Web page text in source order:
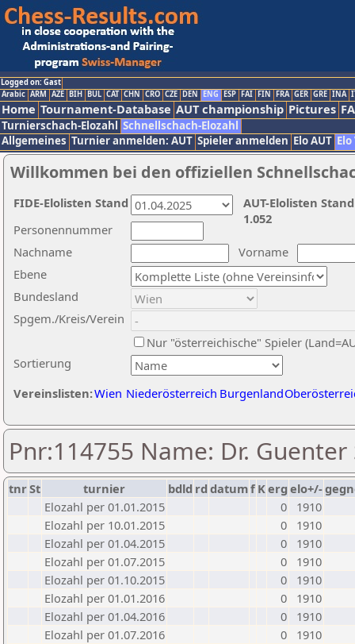
Logged on: Gast
Arabic ARM AZE BIH BUL CAT CHN CRO CZE DEN ENG ESP FAI FIN FRA GER GRE INA
Home Tournament-Database AUT championship Pictures
Turnierschach-Elozahl Schnellschach-Elozahl
Allgemeines Turnier anmelden: AUT Spieler anmelden Elo AUT
Willkommen bei den offiziellen
Nachname
Vorname
Ebene
Sortierung
Personennummer
Bundesland
Spgem./Kreis/Verein
Nur "österreichische" Spieler
Vereinslisten:Wien Niederösterreich Burgenland
AUT-Elolisten
1.052
FIDE-Elolisten Stand
Pnr:114755 Name: Dr.
tnrSt turnier bdld rd datumf Kerg elo+/-
Elozahl per 01.01.2015
0
1910
Elozahl per 10.01.2015
0
1910
Elozahl per 01.04.2015
0
1910
Elozahl per 01.07.2015
0
1910
Elozahl per 01.10.2015
0
1910
Elozahl per 01.01.2016
0
1910
Elozahl per 01.04.2016
0
1910
Elozahl per 01.07.2016
0
1910